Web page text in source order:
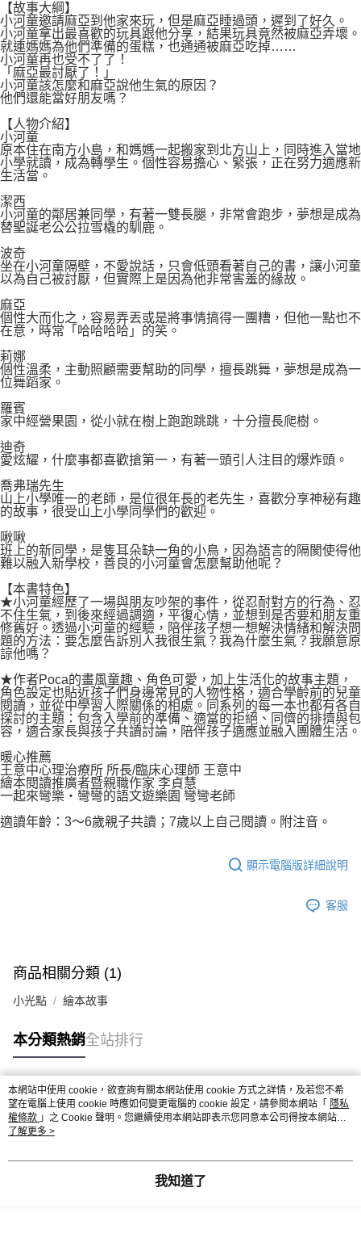
【故事大綱】
小河童邀請麻亞到他家來玩，但是麻亞睡過頭，遲到了好久。
小河童拿出最喜歡的玩具跟他分享，結果玩具竟然被麻亞弄壞。
就連媽媽為他們準備的蛋糕，也通通被麻亞吃掉……
小河童再也受不了了！
「麻亞最討厭了！」
小河童該怎麼和麻亞說他生氣的原因？
他們還能當好朋友嗎？
【人物介紹】
小河童
原本住在南方小島，和媽媽一起搬家到北方山上，同時進入當地
小學就讀，成為轉學生。個性容易擔心、緊張，正在努力適應新
生活當。
潔西
小河童的鄰居兼同學，有著一雙長腿，非常會跑步，夢想是成為
替聖誕老公公拉雪橇的馴鹿。
波奇
坐在小河童隔壁，不愛說話，只會低頭看著自己的書，讓小河童
以為自己被討厭，但實際上是因為他非常害羞的緣故。
麻亞
個性大而化之，容易弄丟或是將事情搞得一團糟，但他一點也不
在意，時常「哈哈哈哈」的笑。
莉娜
個性溫柔，主動照顧需要幫助的同學，擅長跳舞，夢想是成為一
位舞蹈家。
羅賓
家中經營果園，從小就在樹上跑跑跳跳，十分擅長爬樹。
迪奇
愛炫耀，什麼事都喜歡搶第一，有著一頭引人注目的爆炸頭。
喬弗瑞先生
山上小學唯一的老師，是位很年長的老先生，喜歡分享神秘有趣
的故事，很受山上小學同學們的歡迎。
啾啾
班上的新同學，是隻耳朵缺一角的小鳥，因為語言的隔閡使得他
難以融入新學校，善良的小河童會怎麼幫助他呢？
【本書特色】
★小河童經歷了一場與朋友吵架的事件，從忍耐對方的行為、忍
不住生氣，到後來經過調適，平復心情，並想到是否要和朋友重
修舊好。透過小河童的經驗，陪伴孩子想一想解決情緒和解決問
題的方法：要怎麼告訴別人我很生氣？我為什麼生氣？我願意原
諒他嗎？
★作者Poca的畫風童趣、角色可愛，加上生活化的故事主題，
角色設定也貼近孩子們身邊常見的人物性格，適合學齡前的兒童
閱讀，並從中學習人際關係的相處。同系列的每一本也都有各自
探討的主題：包含入學前的準備、適當的拒絕、同儕的排擠與包
容，適合家長與孩子共讀討論，陪伴孩子適應並融入團體生活。
暖心推薦
王意中心理治療所 所長/臨床心理師 王意中
繪本閱讀推廣者暨親職作家 李貞慧
一起來彎樂‧彎彎的語文遊樂園 彎彎老師
適讀年齡：3～6歲親子共讀；7歲以上自己閱讀。附注音。
顯示電腦版詳細說明
客服
商品相關分類 (1)
小光點 繪本故事
本分類熱銷全站排行
熱門標籤
本網站中使用 cookie，欲查詢有關本網站使用 cookie 方式之詳情，及若您不希
望在電腦上使用 cookie 時應如何變更電腦的 cookie 設定，請參閱本網站「 隱私
權條款 」之 Cookie 聲明。您繼續使用本網站即表示您同意本公司得按本網站使
用條款之 Cookie 聲明使用 cookie。
了解更多 >
我知道了